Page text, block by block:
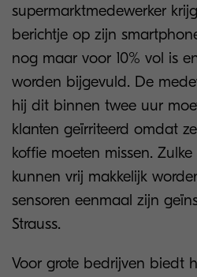
supermarktmedewerker
berichtje op zijn
nog maar voor 10% vol is
worden bijgevuld. De
hij dit binnen twee uur
klanten geïrriteerd omdat
koffie moeten missen.
kunnen vrij makkelijk
sensoren eenmaal zijn
Strauss.
Voor grote bedrijven biedt